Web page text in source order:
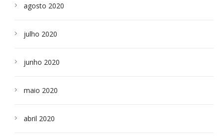
agosto 2020
julho 2020
junho 2020
maio 2020
abril 2020